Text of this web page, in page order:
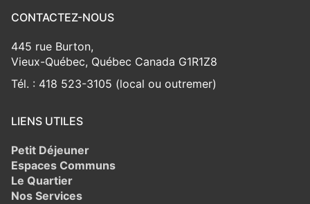
CONTACTEZ-NOUS
445 rue Burton,
Vieux-Québec, Québec Canada G1R1Z8
Tél. : 418 523-3105 (local ou outremer)
LIENS UTILES
Petit Déjeuner
Espaces Communs
Le Quartier
Nos Services